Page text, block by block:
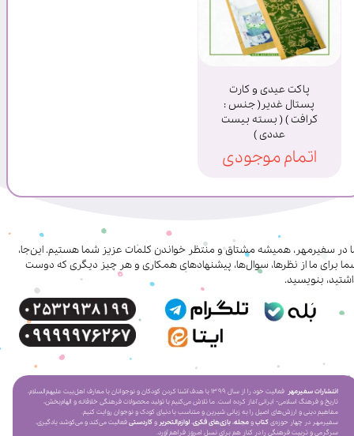
پاکت عیدی و کارت
پستال غدیر( جنس :
کرافت ) ( بسته بیست
عددی )
اتمام موجودی
در سفیرمهر، همیشه مشتاق و منتظر خواندن کلمات عزیز شما هستیم. این‌جا،
برای ما از نظرها، سوال‌ها، پیشنهادهای همکاری‌ و هر چیز دیگری که دوست
بنویسید.
انتشارات سفیرمهر
فعالیت خود را از سال ۱۳۹۹ با هدف آشنا کردن کودکان و نوجوانان با معارف اهل‌بیت علیهم‌السلام،
تاریخ و فرهنگ اسلامی- ایرانی آغاز کرده است. ما تلاش می‌کنیم با تولید محصولات فرهنگی خلاقانه و الهام‌بخش،
مفاهیم دینی و ارزش‌های اصیل را به زبانی شیرین و متناسب با دنیای کودک و نوجوان روایت کنیم.
سفیرمهر در چهار حوزه‌یکتابومجله،بازی‌های فکری،لوازم‌التحریر وکاردستیفعالیت می‌کند و می‌کوشد یادگیری،
سرگرمی و تربیت فرهنگی را در کنار هم برای نسل امروز فراهم آورد.